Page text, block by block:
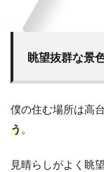
眺望抜群な景
僕の住む場所は高
う。
見晴らしがよく眺